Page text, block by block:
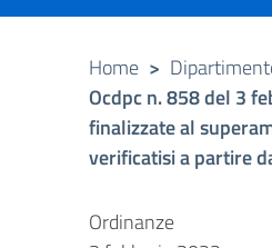
Home >
Ocdpc n. 858 del 3
finalizzate al
verificatisi a partire
Ordinanze